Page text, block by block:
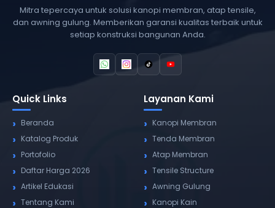
Mitra tepercaya untuk solusi kanopi membran, atap tensile,
dan awning gulung. Memberikan garansi kualitas terbaik untuk
setiap konstruksi bangunan Anda.
Quick Links
Beranda
Katalog Produk
Portofolio
Daftar Harga 2026
Artikel Edukasi
Tentang Kami
Layanan Kami
Kanopi Membran
Tenda Membran
Atap Membran
Tensile Structure
Awning Gulung
Kanopi Kain